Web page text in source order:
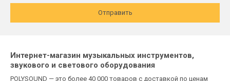
Отправить
Интернет-магазин музыкальных инструментов,
звукового и светового оборудования
POLYSOUND — это более 40 000 товаров с доставкой по ценам